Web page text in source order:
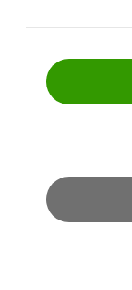
員さん全ての方
晴らしかったで